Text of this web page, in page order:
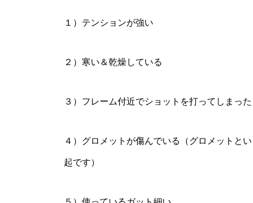
１）テンションが強い
２）寒い＆乾燥している
３）フレーム付近でショットを打ってしまった
４）グロメットが傷んでいる（グロメットと
起です）